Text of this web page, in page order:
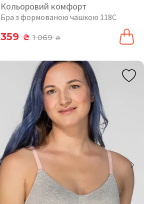
Кольоровий комфорт
Бра з формованою чашкою 118C
359 ₴ 1 069₴